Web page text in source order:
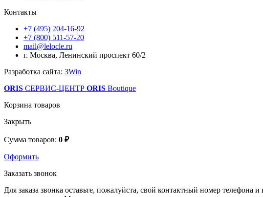
Контакты
+7 (495) 204-16-92
+7 (800) 511-57-20
mail@lelocle.ru
г. Москва, Ленинский проспект 60/2
Разработка сайта: 3Win
ORIS СЕРВИС-ЦЕНТР ORIS Boutique
Корзина товаров
Закрыть
Сумма товаров: 0 ₽
Оформить
Заказать звонок
Для заказа звонка оставьте, пожалуйста, свой контактный номер телефона и